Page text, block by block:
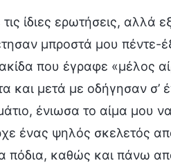
ίδιες ερωτήσεις,
μπροστά μου πέντε-
που έγραφε «μέλος
και μετά με οδήγησαν σ’
ένιωσα το αίμα μου
ένας ψηλός σκελετός
πόδια, καθώς και πάνω